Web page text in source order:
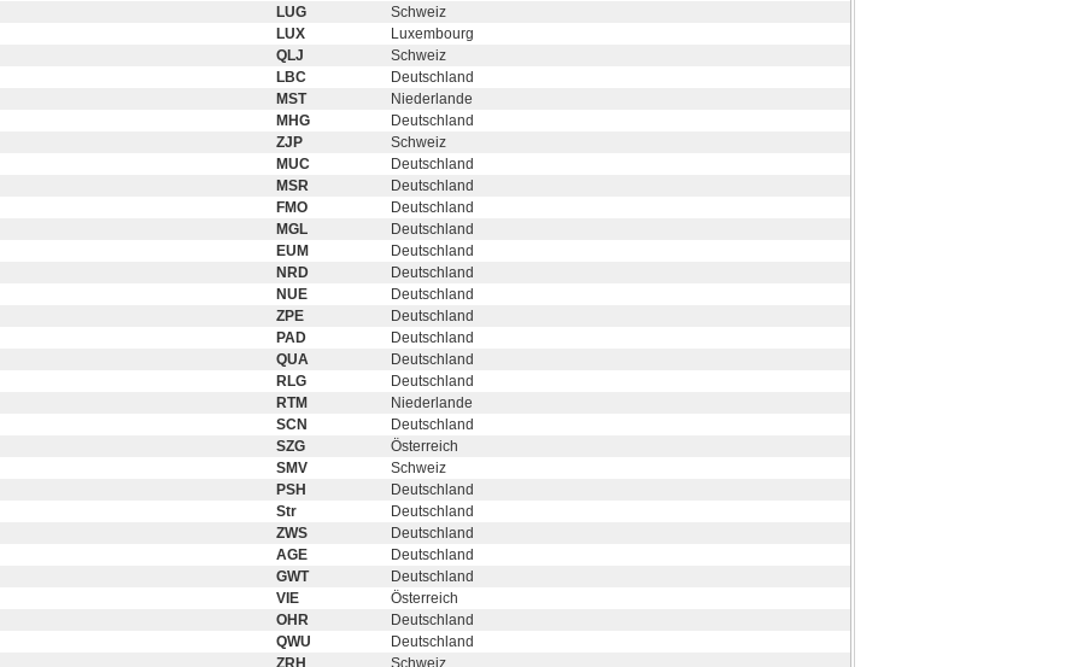
LUG
Schweiz
LUX
Luxembourg
QLJ
Schweiz
LBC
Deutschland
MST
Niederlande
MHG
Deutschland
ZJP
Schweiz
MUC
Deutschland
MSR
Deutschland
FMO
Deutschland
MGL
Deutschland
EUM
Deutschland
NRD
Deutschland
NUE
Deutschland
ZPE
Deutschland
PAD
Deutschland
QUA
Deutschland
RLG
Deutschland
RTM
Niederlande
SCN
Deutschland
SZG
Österreich
SMV
Schweiz
PSH
Deutschland
Str
Deutschland
ZWS
Deutschland
AGE
Deutschland
GWT
Deutschland
VIE
Österreich
OHR
Deutschland
QWU
Deutschland
ZRH Schweiz